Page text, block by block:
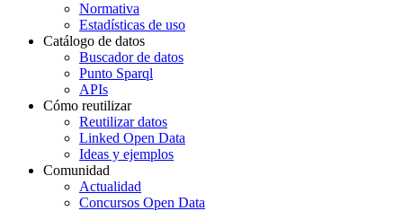
Normativa
Estadísticas de uso
Catálogo de datos
Buscador de datos
Punto Sparql
APIs
Cómo reutilizar
Reutilizar datos
Linked Open Data
Ideas y ejemplos
Comunidad
Actualidad
Concursos Open Data